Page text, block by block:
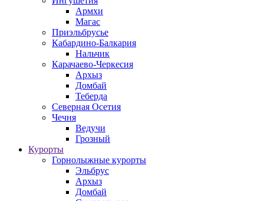
Армхи
Магас
Приэльбрусье
Кабардино-Балкария
Нальчик
Карачаево-Черкесия
Архыз
Домбай
Теберда
Северная Осетия
Чечня
Ведучи
Грозный
Курорты
Горнолыжные курорты
Эльбрус
Архыз
Домбай